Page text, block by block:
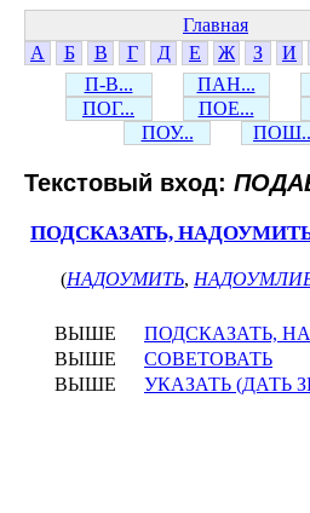
Главная
А
Б В Г Д Е Ж З И
П-В...
ПАН...
ПОГ...
ПОЕ...
ПОУ...
Текстовый вход:
ПОДСКАЗАТЬ,
(НАДОУМИТЬ,
ВЫШЕ
ПОДСКАЗАТЬ,
ВЫШЕ
СОВЕТОВАТЬ
ВЫШЕ
УКАЗАТЬ (ДАТЬ